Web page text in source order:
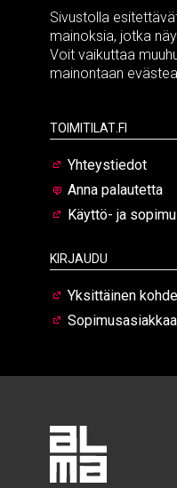
Sivustolla
mainoksia, jotka
Voit vaikuttaa
mainontaan
Toimitilat.fi
Yhteystiedot
Anna palautetta
Käyttö- ja
Kirjaudu
Yksittäinen